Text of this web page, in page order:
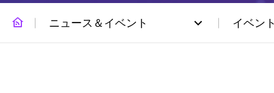
ニュース＆イベント イベン